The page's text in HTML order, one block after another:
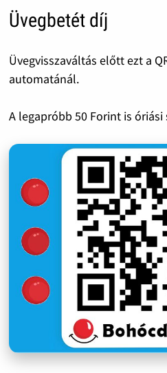
Üvegbetét díj
Üvegvisszaváltás előtt ezt a
automatánál.
A legapróbb 50 Forint is óriási